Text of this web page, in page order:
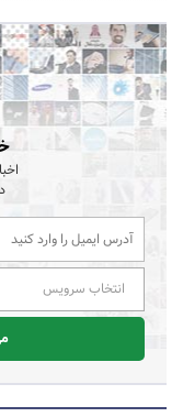
انتخاب سرویس